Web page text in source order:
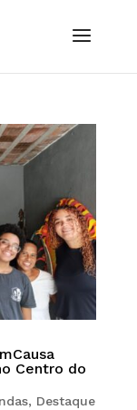
Centro do
, Destaque